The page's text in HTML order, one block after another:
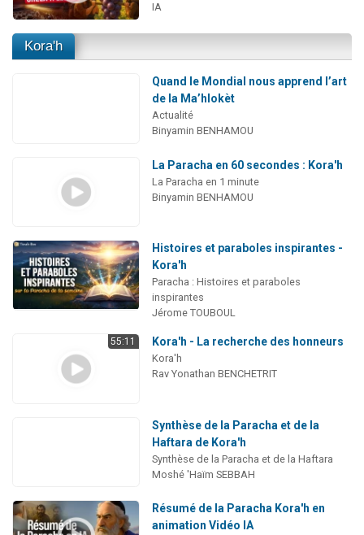
IA
Kora'h
Quand le Mondial nous apprend l’art
de la Ma’hlokèt
Actualité
Binyamin BENHAMOU
La Paracha en 60 secondes : Kora'h
La Paracha en 1 minute
Binyamin BENHAMOU
Histoires et paraboles inspirantes -
Kora'h
Paracha : Histoires et paraboles
inspirantes
Jérome TOUBOUL
55:11 Kora'h - La recherche des honneurs
Kora'h
Rav Yonathan BENCHETRIT
Synthèse de la Paracha et de la
Haftara de Kora'h
Synthèse de la Paracha et de la Haftara
Moshé 'Haïm SEBBAH
Résumé de la Paracha Kora'h en
animation Vidéo IA